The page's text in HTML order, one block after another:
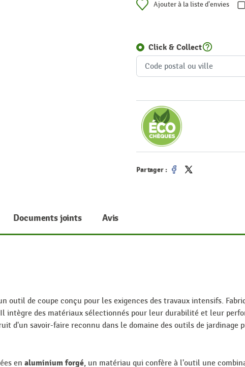
Ajouter à la liste d'envies
Click & Collecthelp_outline
Partager :
Documents joints Avis
outil de coupe conçu pour les exigences des travaux intensifs.
intègre des matériaux sélectionnés pour leur durabilité et leur
d'un savoir-faire reconnu dans le domaine des outils de jardinage
en aluminium forgé, un matériau qui confère à l'outil une